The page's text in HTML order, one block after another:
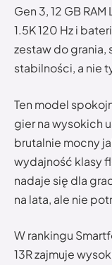
Gen 3, 12 GB
1.5K 120 Hz i
zestaw do grania,
stabilności, a nie
Ten model
gier na wysokich
brutalnie mocny
wydajność klasy
nadaje się dla
na lata, ale nie
W rankingu
13R zajmuje